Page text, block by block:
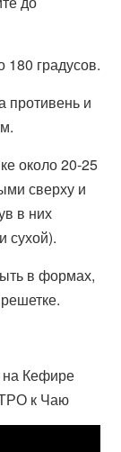
180 градусов.
противень и
около 20-25
сверху и
в них
сухой).
в формах,
Кефире
к Чаю